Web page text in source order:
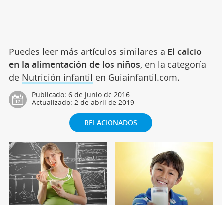
Puedes leer más artículos similares a El calcio
en la alimentación de los niños, en la categoría
de Nutrición infantil en Guiainfantil.com.
Publicado: 6 de junio de 2016
Actualizado: 2 de abril de 2019
RELACIONADOS